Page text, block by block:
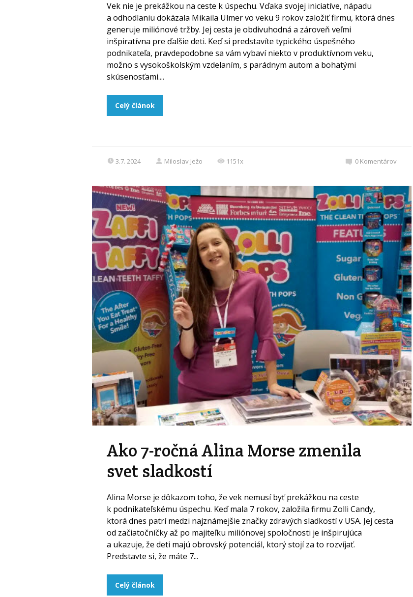
Vek nie je prekážkou na ceste k úspechu. Vďaka svojej iniciatíve, nápadu
a odhodlaniu dokázala Mikaila Ulmer vo veku 9 rokov založiť firmu, ktorá dnes
generuje miliónové tržby. Jej cesta je obdivuhodná a zároveň veľmi
inšpiratívna pre ďalšie deti. Keď si predstavíte typického úspešného
podnikateľa, pravdepodobne sa vám vybaví niekto v produktívnom veku,
možno s vysokoškolským vzdelaním, s parádnym autom a bohatými
skúsenosťami....
Celý článok
3.7. 2024 Miloslav Ježo 1151x 0 Komentárov
Ako 7-ročná Alina Morse zmenila
svet sladkostí
Alina Morse je dôkazom toho, že vek nemusí byť prekážkou na ceste
k podnikateľskému úspechu. Keď mala 7 rokov, založila firmu Zolli Candy,
ktorá dnes patrí medzi najznámejšie značky zdravých sladkostí v USA. Jej cesta
od začiatočníčky až po majiteľku miliónovej spoločnosti je inšpirujúca
a ukazuje, že deti majú obrovský potenciál, ktorý stojí za to rozvíjať.
Predstavte si, že máte 7...
Celý článok